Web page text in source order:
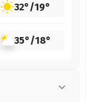
32°/19°
35°/18°